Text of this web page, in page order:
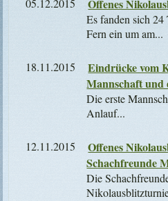
05.12.2015 Offenes
Es fanden sich
Fern ein um am...
18.11.2015
Eindrücke vom
Mannschaft und
Die erste
Anlauf...
12.11.2015
Offenes
Schachfreunde
Die